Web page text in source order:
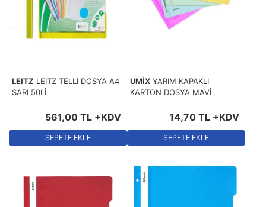
LEITZ LEITZ TELLİ DOSYA A4
SARI 50Lİ
561,00 TL +KDV
SEPETE EKLE
UMİX YARIM KAPAKLI
KARTON DOSYA MAVİ
14,70 TL +KDV
SEPETE EKLE